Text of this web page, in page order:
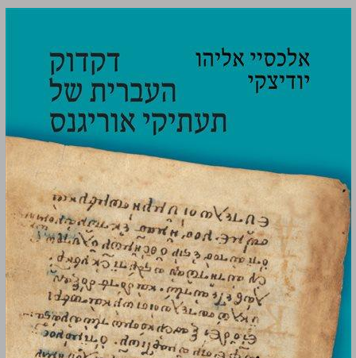
דקדוק העברית של תעתיקי אוריגנס ... 0